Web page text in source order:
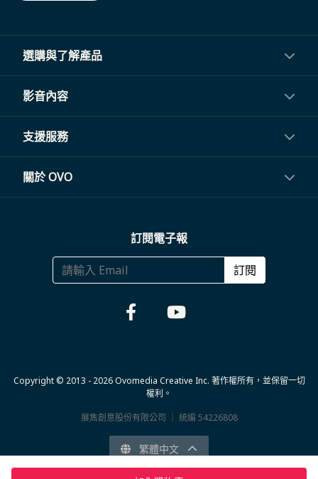
選購與了解產品
投影機
閨蜜機與電視
電視盒與周邊
福利品專區
影音內容
影音訂閱
支援服務
常見問題
關於 OVO
商務合作
訂閱電子報
訂閱
Copyright © 2013 - 2026 Ovomedia Creative Inc. 著作權所有，並保留一切
權利。
展雋創意股份有限公司 ｜ 統編 54226808
繁體中文